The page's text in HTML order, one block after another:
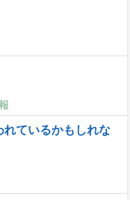
れているかもしれな